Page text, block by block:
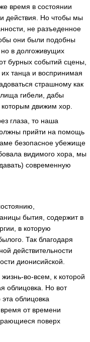
время в состоянии
действия. Но чтобы мы
не разъеденное
они были подобны
в долгоживущих
бурных событий сцены,
танца и воспринимая
страшному как
гибели, дабы
которым движим хор.
глаза, то наша
прийти на помощь
безопасное убежище
видимого хора, мы
современную
бытия, содержит в
в которую
Так благодаря
действительности
дионисийской.
во-всем, к которой
облицовка. Но вот
облицовка
от времени
поверх